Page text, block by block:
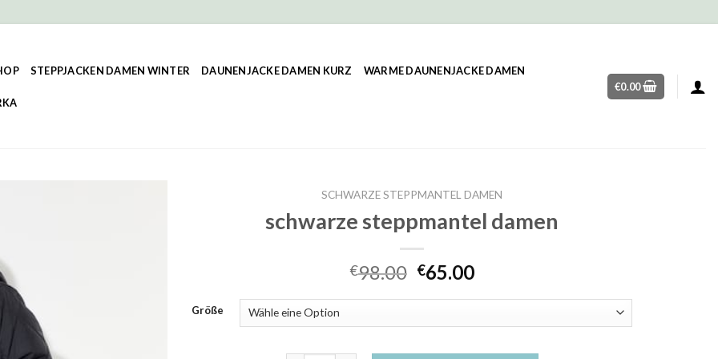
STEPPJACKEN DAMEN WINTER DAUNENJACKE DAMEN KURZ WARME DAUNENJACKE DAMEN
€0.00
SCHWARZE STEPPMANTEL DAMEN
schwarze steppmantel damen
€98.00 €65.00
Größe